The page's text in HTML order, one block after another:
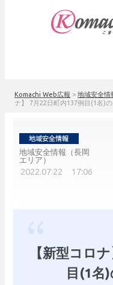
Komachi Web広報 > 地域安全情
ナ】 7月22日町内137例目(1名)
地域安全情報（長岡
エリア）
2022.07.22 17:06
【新型コロ
目(1名